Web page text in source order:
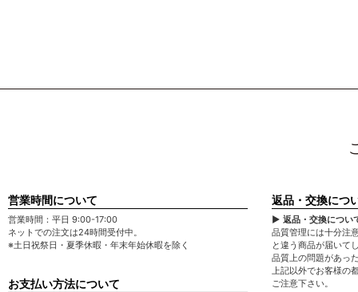
営業時間について
営業時間：平日 9:00-17:00
ネットでの注文は24時間受付中。
※土日祝祭日・夏季休暇・年末年始休暇を除く
お支払い方法について
返品・交換につ
▶ 返品・交換につい
品質管理には十分注
と違う商品が届いて
品質上の問題があっ
上記以外でお客様の
ご注意下さい。